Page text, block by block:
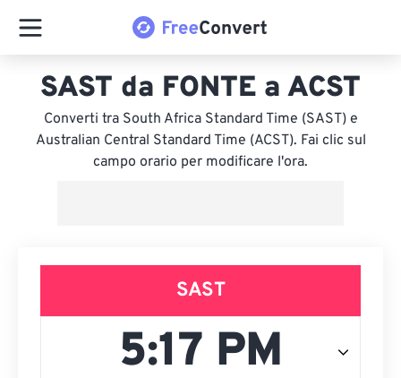
SAST da FONTE a ACST
Converti tra South Africa Standard Time (SAST) e
Australian Central Standard Time (ACST). Fai clic sul
campo orario per modificare l'ora.
SAST